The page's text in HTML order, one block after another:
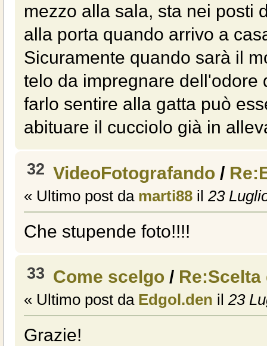
mezzo alla sala, sta nei posti
alla porta quando arrivo a
Sicuramente quando sarà il
telo da impregnare dell'odore
farlo sentire alla gatta può
abituare il cucciolo già in
32 VideoFotografando /
« Ultimo post da marti88 il 23
Che stupende foto!!!!
33 Come scelgo /
« Ultimo post da Edgol.den il 23
Grazie!